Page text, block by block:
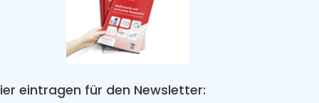
eintragen für den Newsletter: